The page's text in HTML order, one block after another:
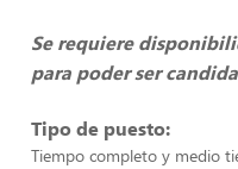
Se requiere
para poder ser
Tipo de puesto:
Tiempo completo y medio